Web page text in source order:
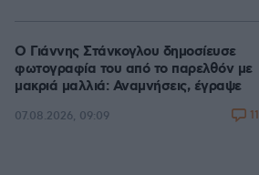
Ο Γιάννης Στάνκογλου δημοσίευσε
φωτογραφία του από το παρελθόν με
μακριά μαλλιά: Αναμνήσεις, έγραψε
07.08.2026, 09:09 11